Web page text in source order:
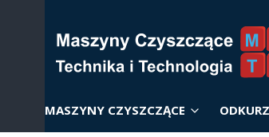
MASZYNY CZYSZCZĄCE